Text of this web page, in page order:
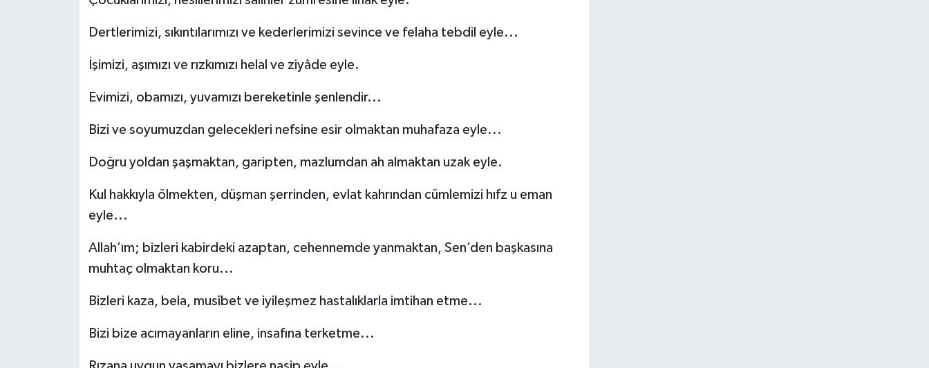
Dertlerimizi, sıkıntılarımızı ve kederlerimizi sevince ve felaha tebdil eyle...
İşimizi, aşımızı ve rızkımızı helal ve ziyâde eyle.
Evimizi, obamızı, yuvamızı bereketinle şenlendir...
Bizi ve soyumuzdan gelecekleri nefsine esir olmaktan muhafaza eyle...
Doğru yoldan şaşmaktan, garipten, mazlumdan ah almaktan uzak eyle.
Kul hakkıyla ölmekten, düşman şerrinden, evlat kahrından cümlemizi hıfz u eman
eyle...
Allah’ım; bizleri kabirdeki azaptan, cehennemde yanmaktan, Sen’den başkasına
muhtaç olmaktan koru...
Bizleri kaza, bela, musîbet ve iyileşmez hastalıklarla imtihan etme...
Bizi bize acımayanların eline, insafına terketme...